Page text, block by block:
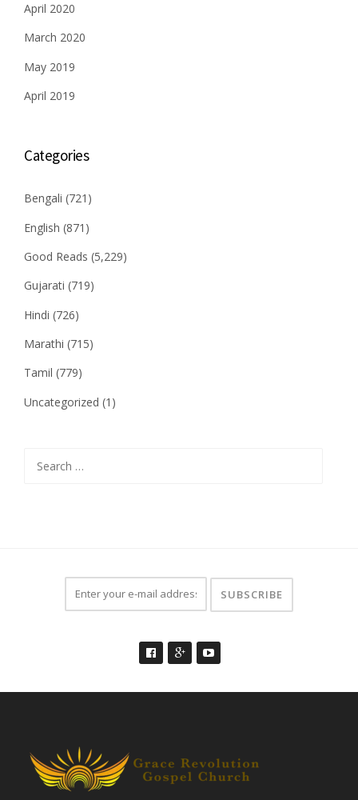
April 2020
March 2020
May 2019
April 2019
Categories
Bengali (721)
English (871)
Good Reads (5,229)
Gujarati (719)
Hindi (726)
Marathi (715)
Tamil (779)
Uncategorized (1)
for: